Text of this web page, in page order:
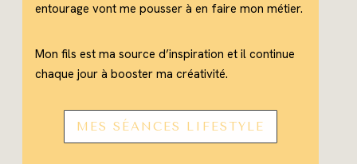
entourage vont me pousser à en faire mon métier.
Mon fils est ma source d’inspiration et il continue
chaque jour à booster ma créativité.
MES SÉANCES LIFESTYLE